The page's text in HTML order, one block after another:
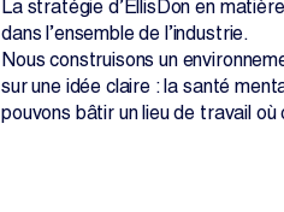
La stratégie d’EllisDon en
dans l’ensemble de l’industrie.
Nous construisons un
sur une idée claire : la santé
pouvons bâtir un lieu de travail